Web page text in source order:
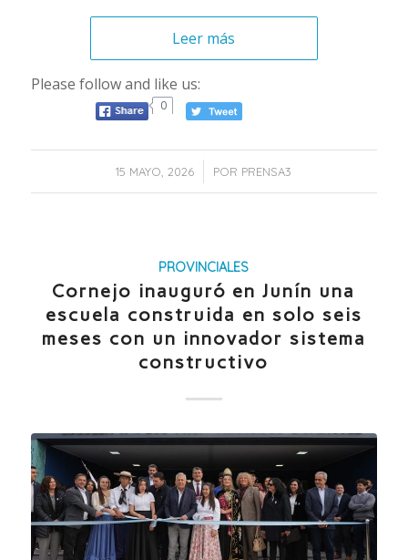
Leer más
Please follow and like us:
0
15 MAYO, 2026
/ POR PRENSA3
PROVINCIALES
Cornejo inauguró en Junín una
escuela construida en solo seis
meses con un innovador sistema
constructivo